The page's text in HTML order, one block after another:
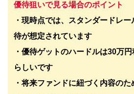
優待狙いで見る場合のポイント
・現時点では、スタンダードレ
待が想定されています
・優待ゲットのハードルは30万
らしいです
・将来ファンドに紐づく内容の